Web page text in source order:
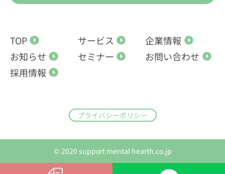
TOP サービス
企業情報
お知らせ
セミナー
お問い合わせ
採用情報
プライバシーポリシー
© 2020 support mental hearth.co.jp